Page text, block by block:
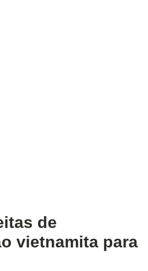
de
vietnamita para